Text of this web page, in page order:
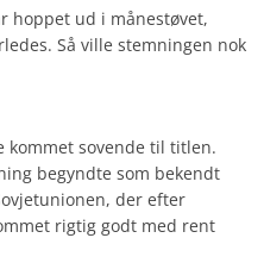
hoppet ud i månestøvet,
Så ville stemningen nok
kommet sovende til titlen.
begyndte som bekendt
der efter
rigtig godt med rent